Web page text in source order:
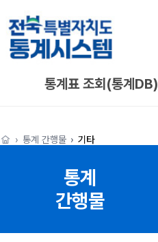
통계표 조회(통계DB)
통계 간행물 기타
통계
간행물